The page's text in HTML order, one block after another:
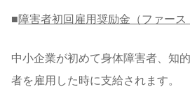
■障害者初回雇用奨励金（ファース
中小企業が初めて身体障害者、知
者を雇用した時に支給されます。